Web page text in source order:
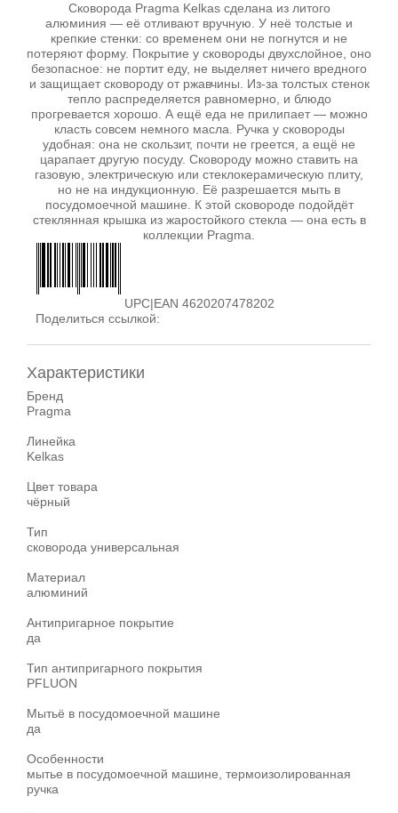
Сковорода Pragma Kelkas сделана из литого
алюминия — её отливают вручную. У неё толстые и
крепкие стенки: со временем они не погнутся и не
потеряют форму. Покрытие у сковороды двухслойное, оно
безопасное: не портит еду, не выделяет ничего вредного
и защищает сковороду от ржавчины. Из‑за толстых стенок
тепло распределяется равномерно, и блюдо
прогревается хорошо. А ещё еда не прилипает — можно
класть совсем немного масла. Ручка у сковороды
удобная: она не скользит, почти не греется, а ещё не
царапает другую посуду. Сковороду можно ставить на
газовую, электрическую или стеклокерамическую плиту,
но не на индукционную. Её разрешается мыть в
посудомоечной машине. К этой сковороде подойдёт
стеклянная крышка из жаростойкого стекла — она есть в
коллекции Pragma.
UPC|EAN 4620207478202
Поделиться ссылкой:
Характеристики
Бренд
Pragma
Линейка
Kelkas
Цвет товара
чёрный
Тип
сковорода универсальная
Материал
алюминий
Антипригарное покрытие
да
Тип антипригарного покрытия
PFLUON
Мытьё в посудомоечной машине
да
Особенности
мытье в посудомоечной машине, термоизолированная
ручка